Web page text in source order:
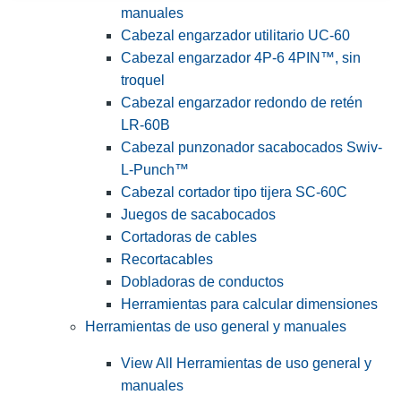
manuales
Cabezal engarzador utilitario UC-60
Cabezal engarzador 4P-6 4PIN™, sin
troquel
Cabezal engarzador redondo de retén
LR-60B
Cabezal punzonador sacabocados Swiv-
L-Punch™
Cabezal cortador tipo tijera SC-60C
Juegos de sacabocados
Cortadoras de cables
Recortacables
Dobladoras de conductos
Herramientas para calcular dimensiones
Herramientas de uso general y manuales
View All Herramientas de uso general y
manuales